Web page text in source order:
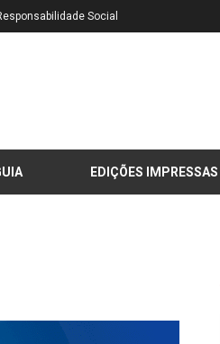
Social
EDIÇÕES IMPRESSAS